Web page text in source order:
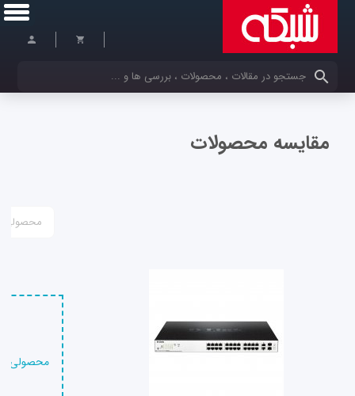
کلمات کلیدی خود را وارد کنید
مقایسه محصولات
محصولی